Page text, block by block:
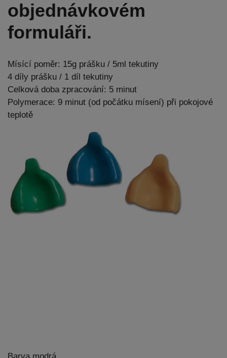
objednávkovém
formuláři.
Mísící poměr: 15g prášku / 5ml tekutiny
4 díly prášku / 1 díl tekutiny
Celková doba zpracování: 5 minut
Polymerace: 9 minut (od počátku mísení) při pokojové
teplotě